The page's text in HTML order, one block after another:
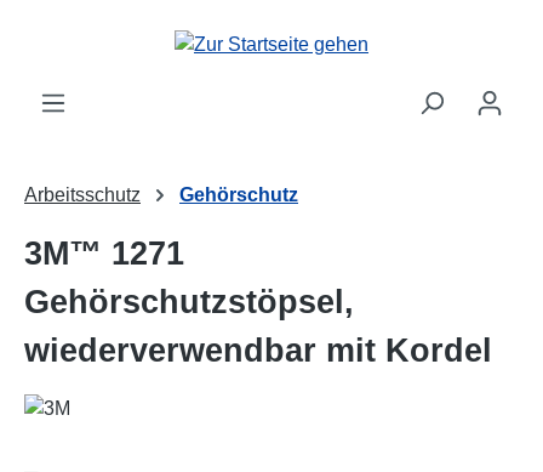
Zum Hauptinhalt springen
Arbeitsschutz Gehörschutz
3M™ 1271
Gehörschutzstöpsel,
wiederverwendbar mit Kordel